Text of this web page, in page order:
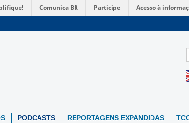
Comunica BR Participe Acesso à
PODCASTS REPORTAGENS EXPANDIDAS